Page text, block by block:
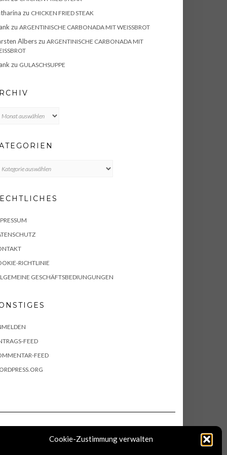
Cookie-Zustimmung verwalten
zu CHICKEN FRIED STEAK
zu ARGENTINISCHE CARBONADA MIT WEISSBROT
Alberszu ARGENTINISCHE CARBONADA MIT
zu GULASCHSUPPE
RICHTLINIE
GESCHÄFTSBEDIUNGUNGEN
FEED
FEED